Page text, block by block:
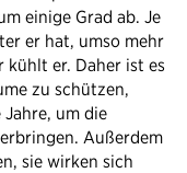
einige Grad ab. Je
er hat, umso mehr
kühlt er. Daher ist es
zu schützen,
um die
Außerdem
sie wirken sich